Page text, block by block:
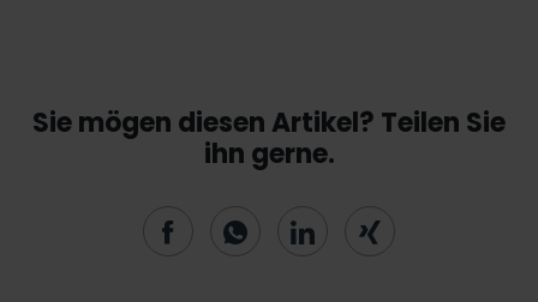
Sie mögen diesen Artikel? Teilen Sie
ihn gerne.